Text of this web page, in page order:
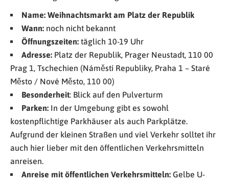
Name: Weihnachtsmarkt am Platz der Republik
Wann: noch nicht bekannt
Öffnungszeiten: täglich 10-19 Uhr
Adresse: Platz der Republik, Prager Neustadt, 110 00
Prag 1, Tschechien (Náměstí Republiky, Praha 1 – Staré
Město / Nové Město, 110 00)
Besonderheit: Blick auf den Pulverturm
Parken: In der Umgebung gibt es sowohl
kostenpflichtige Parkhäuser als auch Parkplätze.
Aufgrund der kleinen Straßen und viel Verkehr solltet ihr
auch hier lieber mit den öffentlichen Verkehrsmitteln
anreisen.
Anreise mit öffentlichen Verkehrsmitteln: Gelbe U-